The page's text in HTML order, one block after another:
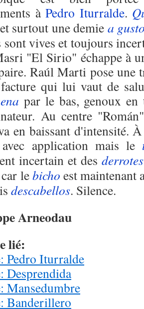
à Pedro Iturralde.
surtout une demie a
sont vives et toujours
"El Sirio" échappe à
Raúl Marti pose une
qui lui vaut de
par le bas, genoux en
Au centre
en baissant d'intensité.
application mais le
incertain et des derrotes
lebicho est maintenant
descabellos. Silence.
Arneodau
lié:
Pedro Iturralde
Desprendida
Mansedumbre
Banderillero